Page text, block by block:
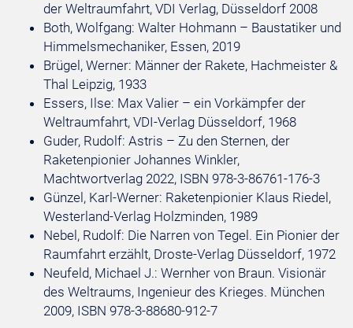
der Weltraumfahrt, VDI Verlag, Düsseldorf 2008
Both, Wolfgang: Walter Hohmann – Baustatiker und
Himmelsmechaniker, Essen, 2019
Brügel, Werner: Männer der Rakete, Hachmeister &
Thal Leipzig, 1933
Essers, Ilse: Max Valier – ein Vorkämpfer der
Weltraumfahrt, VDI-Verlag Düsseldorf, 1968
Guder, Rudolf: Astris – Zu den Sternen, der
Raketenpionier Johannes Winkler,
Machtwortverlag 2022, ISBN 978-3-86761-176-3
Günzel, Karl-Werner: Raketenpionier Klaus Riedel,
Westerland-Verlag Holzminden, 1989
Nebel, Rudolf: Die Narren von Tegel. Ein Pionier der
Raumfahrt erzählt, Droste-Verlag Düsseldorf, 1972
Neufeld, Michael J.: Wernher von Braun. Visionär
des Weltraums, Ingenieur des Krieges. München
2009, ISBN 978-3-88680-912-7